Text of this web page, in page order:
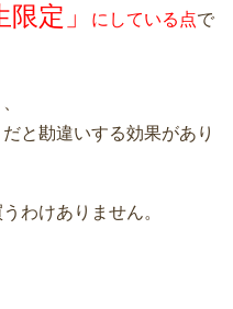
限定」 にしている点で
と勘違いする効果があり
わけありません。